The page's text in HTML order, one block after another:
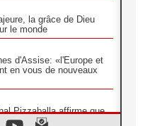
la grâce de Dieu
le monde
d'Assise: «l'Europe et
en vous de nouveaux
Pizzaballa affirme que
la paix»